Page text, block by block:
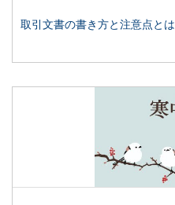
取引文書の書き方と注意点とは